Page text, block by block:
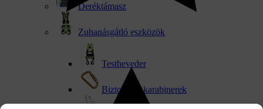
Deréktámasz
Zuhanásgátló eszközök
Testheveder
Biztonsági karabinerek